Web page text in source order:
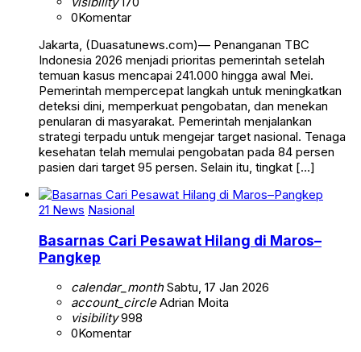
0Komentar
Jakarta, (Duasatunews.com)— Penanganan TBC
Indonesia 2026 menjadi prioritas pemerintah setelah
temuan kasus mencapai 241.000 hingga awal Mei.
Pemerintah mempercepat langkah untuk meningkatkan
deteksi dini, memperkuat pengobatan, dan menekan
penularan di masyarakat. Pemerintah menjalankan
strategi terpadu untuk mengejar target nasional. Tenaga
kesehatan telah memulai pengobatan pada 84 persen
pasien dari target 95 persen. Selain itu, tingkat […]
21 News Nasional
Basarnas Cari Pesawat Hilang di Maros–
Pangkep
calendar_monthSabtu, 17 Jan 2026
account_circleAdrian Moita
visibility998
0Komentar